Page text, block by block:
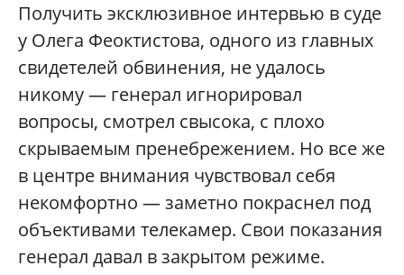
Получить эксклюзивное интервью в суде
у Олега Феоктистова, одного из главных
свидетелей обвинения, не удалось
никому — генерал игнорировал
вопросы, смотрел свысока, с плохо
скрываемым пренебрежением. Но все же
в центре внимания чувствовал себя
некомфортно — заметно покраснел под
объективами телекамер. Свои показания
генерал давал в закрытом режиме.